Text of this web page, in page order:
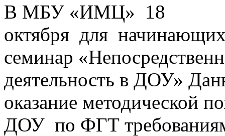
В МБУ «ИМЦ» 18
октября для
семинар
деятельность в ДОУ»
оказание методической
ДОУ по ФГТ